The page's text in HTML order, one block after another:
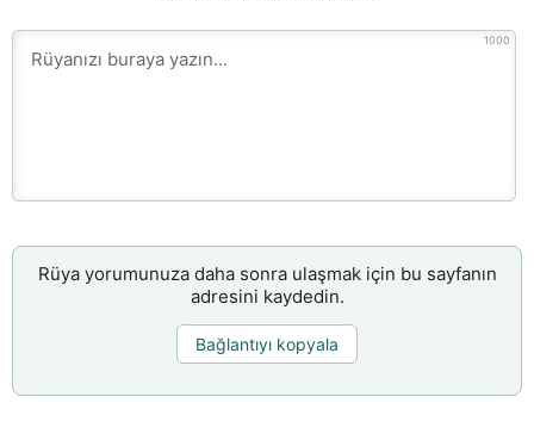
1000
Rüya yorumunuza daha sonra ulaşmak için bu sayfanın
adresini kaydedin.
Bağlantıyı kopyala